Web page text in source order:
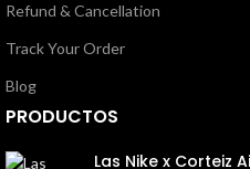
Refund & Cancellation
Track Your Order
Blog
PRODUCTOS
Las Nike x Corteiz